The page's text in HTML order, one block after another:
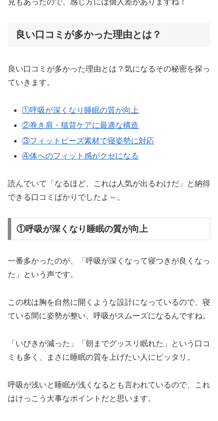
見もあったので、感じ方には個人差がありますね！
良い口コミが多かった理由とは？
良い口コミが多かった理由とは？気になるその秘密を探っ
ていきます。
①呼吸が深くなり睡眠の質が向上
②巻き肩・猫背ケアに最適な構造
③フィットビーズ素材で寝姿勢に対応
④体へのフィット感がクセになる
読んでいて「なるほど、これは人気が出るわけだ」と納得
できる口コミばかりでしたよ～。
①呼吸が深くなり睡眠の質が向上
一番多かったのが、「呼吸が深くなって寝つきが良くなっ
た」という声です。
この枕は胸を自然に開くような設計になっているので、寝
ている間に姿勢が整い、呼吸がスムーズになるんですね。
「いびきが減った」「朝までグッスリ眠れた」という口コ
ミも多く、まさに睡眠の質を上げたい人にピッタリ。
呼吸が浅いと睡眠が浅くなるとも言われているので、これ
はけっこう大事なポイントだと思います。